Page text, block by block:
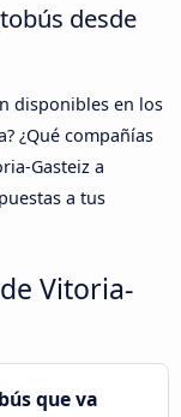
desde
disponibles en los
¿Qué compañías
Gasteiz a
a tus
Vitoria-
que va